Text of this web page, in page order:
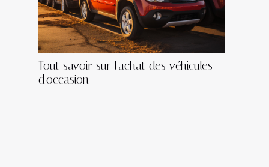
Tout savoir sur l'achat des véhicules
d'occasion